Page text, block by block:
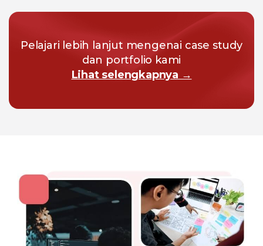
Pelajari lebih lanjut mengenai case study
dan portfolio kami
Lihat selengkapnya →